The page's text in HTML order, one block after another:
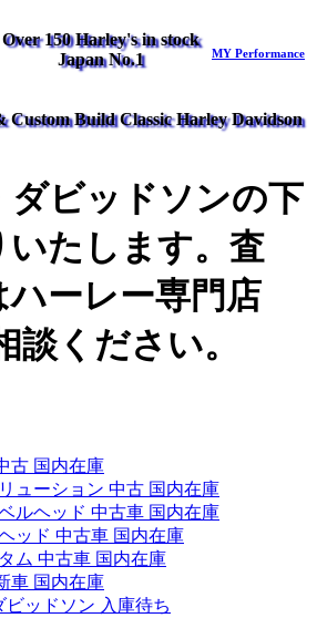
Over 150 Harley's in stock
Japan No.1
MY Performance
Custom Build Classic Harley Davidson
ダビッドソンの下
いたします。査
ハーレー専門店
談ください。
古 国内在庫
ューション 中古 国内在庫
ルヘッド 中古車 国内在庫
ッド 中古車 国内在庫
ム 中古車 国内在庫
車 国内在庫
ビッドソン 入庫待ち